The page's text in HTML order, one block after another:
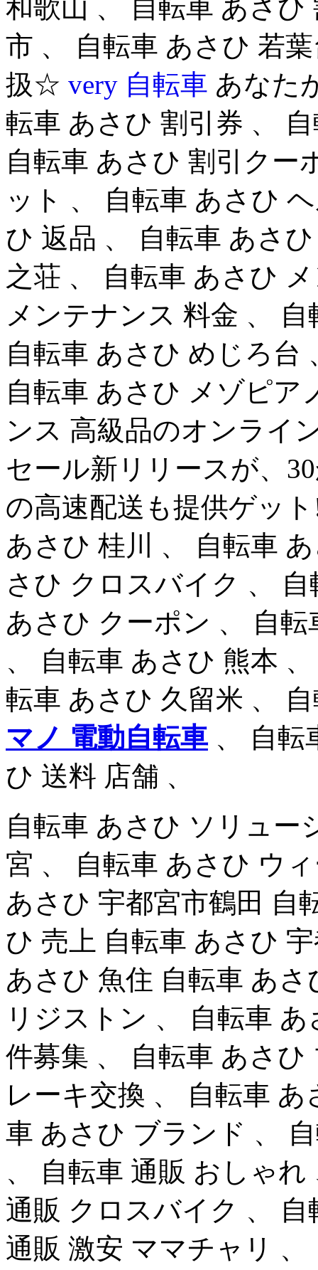
和歌山 、 自転車 あさ
市 、 自転車 あさひ 若
扱☆ very 自転車 あなた
転車 あさひ 割引券 、
自転車 あさひ 割引クー
ット 、 自転車 あさひ
ひ 返品 、 自転車 あさ
之荘 、 自転車 あさひ
メンテナンス 料金 、
自転車 あさひ めじろ台
自転車 あさひ メゾピア
ンス 高級品のオンライ
セール新リリースが、
の高速配送も提供ゲッ
あさひ 桂川 、 自転車
さひ クロスバイク 、
あさひ クーポン 、 自
、 自転車 あさひ 熊本
転車 あさひ 久留米 、
マノ 電動自転車 、 自転
ひ 送料 店舗 、
自転車 あさひ ソリュー
宮 、 自転車 あさひ ウ
あさひ 宇都宮市鶴田 自
ひ 売上 自転車 あさひ
あさひ 魚住 自転車 あ
リジストン 、 自転車
件募集 、 自転車 あさ
レーキ交換 、 自転車
車 あさひ ブランド 、
、 自転車 通販 おしゃ
通販 クロスバイク 、
通販 激安 ママチャリ